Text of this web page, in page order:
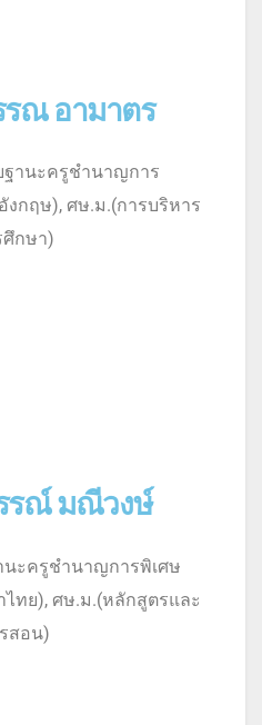
ณ อามาตร
ฐานะครูชำนาญการ
งกฤษ), ศษ.ม.(การบริหาร
ศึกษา)
รณ์ มณีวงษ์
ะครูชำนาญการพิเศษ
ไทย), ศษ.ม.(หลักสูตรและ
สอน)